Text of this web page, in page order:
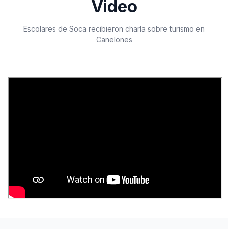
Video
Escolares de Soca recibieron charla sobre turismo en
Canelones